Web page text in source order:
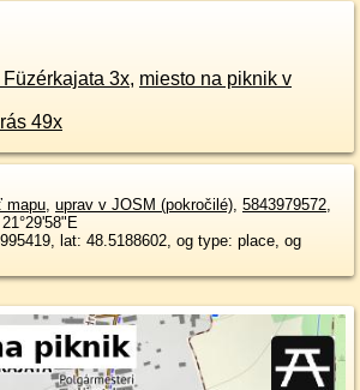
3x, miesto na piknik v
49x
mapu, uprav v JOSM (pokročilé), 5843979572,
21°29'58"E
lat: 48.5188602, og type: place, og